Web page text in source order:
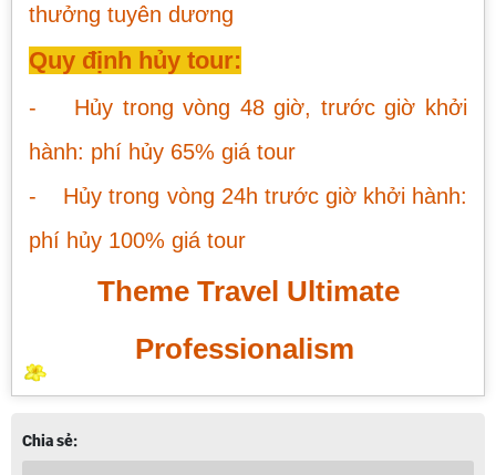
thưởng tuyên dương
Quy định hủy tour:
- Hủy trong vòng 48 giờ, trước giờ khởi
hành: phí hủy 65% giá tour
- Hủy trong vòng 24h trước giờ khởi hành:
phí hủy 100% giá tour
Theme Travel Ultimate
Professionalism
Chia sẻ:
- HỘI AN 3N2Đ
TOUR BÌNH ĐỊNH 3N2Đ
TOUR 1 NGÀY LÀM NÔNG - KDL LAN
VƯƠNG - BẾN TRE
Giá:799,000 VNĐ
NGÀY